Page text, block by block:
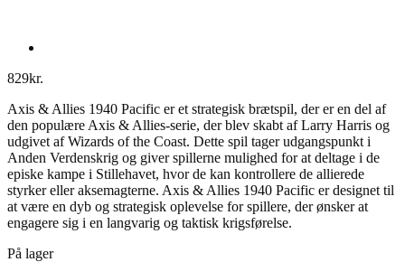
829kr.
Axis & Allies 1940 Pacific er et strategisk brætspil, der er en del af
den populære Axis & Allies-serie, der blev skabt af Larry Harris og
udgivet af Wizards of the Coast. Dette spil tager udgangspunkt i
Anden Verdenskrig og giver spillerne mulighed for at deltage i de
episke kampe i Stillehavet, hvor de kan kontrollere de allierede
styrker eller aksemagterne. Axis & Allies 1940 Pacific er designet til
at være en dyb og strategisk oplevelse for spillere, der ønsker at
engagere sig i en langvarig og taktisk krigsførelse.
På lager